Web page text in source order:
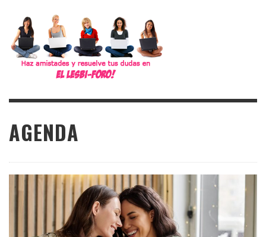
AGENDA